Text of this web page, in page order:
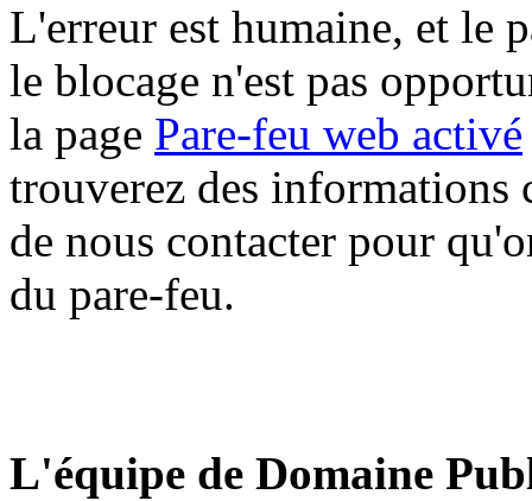
L'erreur est humaine, et le
le blocage n'est pas
la page Pare-feu web activé
trouverez des informations
de nous contacter pour
du pare-feu.
L'équipe de Domaine